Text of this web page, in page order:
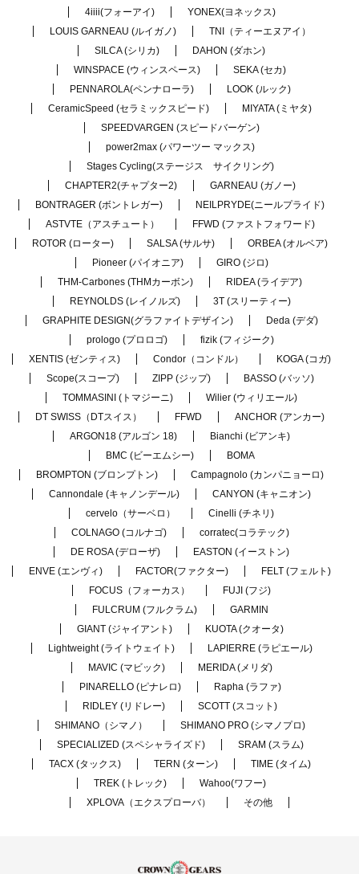
4iiii(フォーアイ)
YONEX(ヨネックス)
LOUIS GARNEAU (ルイガノ)
TNI（ティーエヌアイ）
SILCA (シリカ)
DAHON (ダホン)
WINSPACE (ウィンスペース)
SEKA (セカ)
PENNAROLA(ペンナローラ)
LOOK (ルック)
CeramicSpeed (セラミックスピード)
MIYATA (ミヤタ)
SPEEDVARGEN (スピードバーゲン)
power2max (パワーツー マックス)
Stages Cycling(ステージス サイクリング)
CHAPTER2(チャプター2)
GARNEAU (ガノー)
BONTRAGER (ボントレガー)
NEILPRYDE(ニールプライド)
ASTVTE（アスチュート）
FFWD (ファストフォワード)
ROTOR (ローター)
SALSA (サルサ)
ORBEA (オルベア)
Pioneer (パイオニア)
GIRO (ジロ)
THM-Carbones (THMカーボン)
RIDEA (ライデア)
REYNOLDS (レイノルズ)
3T (スリーティー)
GRAPHITE DESIGN(グラファイトデザイン)
Deda (デダ)
prologo (プロロゴ)
fizik (フィジーク)
XENTIS (ゼンティス)
Condor（コンドル）
KOGA (コガ)
Scope(スコープ)
ZIPP (ジップ)
BASSO (バッソ)
TOMMASINI (トマジーニ)
Wilier (ウィリエール)
DT SWISS（DTスイス）
FFWD
ANCHOR (アンカー)
ARGON18 (アルゴン 18)
Bianchi (ビアンキ)
BMC (ビーエムシー)
BOMA
BROMPTON (ブロンプトン)
Campagnolo (カンパニョーロ)
Cannondale (キャノンデール)
CANYON (キャニオン)
cervelo（サーベロ）
Cinelli (チネリ)
COLNAGO (コルナゴ)
corratec(コラテック)
DE ROSA (デローザ)
EASTON (イーストン)
ENVE (エンヴィ)
FACTOR(ファクター)
FELT (フェルト)
FOCUS（フォーカス）
FUJI (フジ)
FULCRUM (フルクラム)
GARMIN
GIANT (ジャイアント)
KUOTA (クオータ)
Lightweight (ライトウェイト)
LAPIERRE (ラピエール)
MAVIC (マビック)
MERIDA (メリダ)
PINARELLO (ピナレロ)
Rapha (ラファ)
RIDLEY (リドレー)
SCOTT (スコット)
SHIMANO（シマノ）
SHIMANO PRO (シマノプロ)
SPECIALIZED (スペシャライズド)
SRAM (スラム)
TACX (タックス)
TERN (ターン)
TIME (タイム)
TREK (トレック)
Wahoo(ワフー)
XPLOVA（エクスプローバ）
その他